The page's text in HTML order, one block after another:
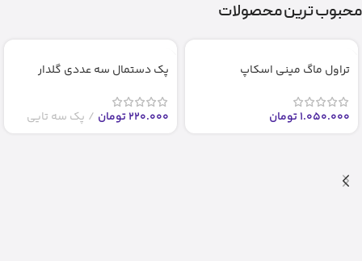
محبوب ترین محصولات
تراول ماگ مینی اسکاپ
1.050.000تومان
پک دستمال سه عددی گلدار
220.000تومان پک سه تایی